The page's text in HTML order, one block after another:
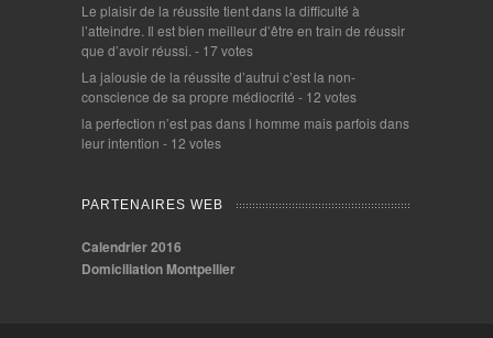
Le plaisir de la réussite tient dans la difficulté à
l’atteindre. Il est bien meilleur d’être en train de réussir
que d’avoir réussi. - 17 votes
La jalousie de la réussite d’autrui c’est la non-
conscience de sa propre médiocrité - 12 votes
la perfection n’est pas dans l homme mais parfois dans
leur intention - 12 votes
PARTENAIRES WEB
Calendrier 2016
Domiciliation Montpellier